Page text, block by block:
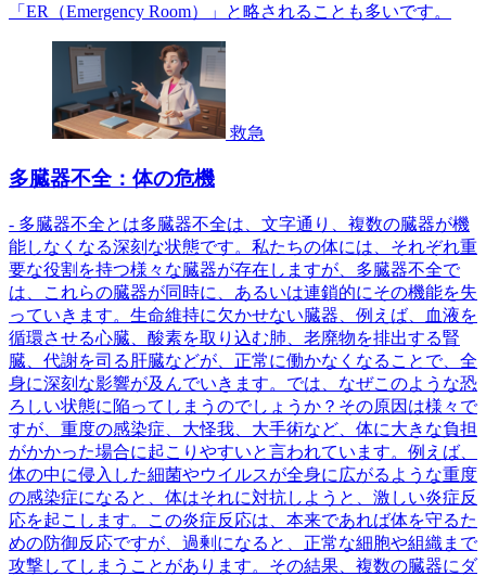
「ER（Emergency Room）」と略されることも多いです。
救急
多臓器不全：体の危機
- 多臓器不全とは多臓器不全は、文字通り、複数の臓器が機
能しなくなる深刻な状態です。私たちの体には、それぞれ重
要な役割を持つ様々な臓器が存在しますが、多臓器不全で
は、これらの臓器が同時に、あるいは連鎖的にその機能を失
っていきます。生命維持に欠かせない臓器、例えば、血液を
循環させる心臓、酸素を取り込む肺、老廃物を排出する腎
臓、代謝を司る肝臓などが、正常に働かなくなることで、全
身に深刻な影響が及んでいきます。では、なぜこのような恐
ろしい状態に陥ってしまうのでしょうか？その原因は様々で
すが、重度の感染症、大怪我、大手術など、体に大きな負担
がかかった場合に起こりやすいと言われています。例えば、
体の中に侵入した細菌やウイルスが全身に広がるような重度
の感染症になると、体はそれに対抗しようと、激しい炎症反
応を起こします。この炎症反応は、本来であれば体を守るた
めの防御反応ですが、過剰になると、正常な細胞や組織まで
攻撃してしまうことがあります。その結果、複数の臓器にダ